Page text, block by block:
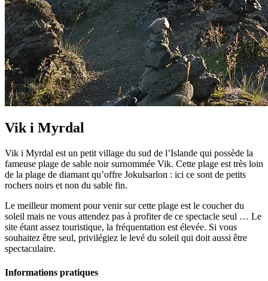
Vik i Myrdal
Vik i Myrdal est un petit village du sud de l’Islande qui possède la
fameuse plage de sable noir surnommée Vik. Cette plage est très loin
de la plage de diamant qu’offre Jokulsarlon : ici ce sont de petits
rochers noirs et non du sable fin.
Le meilleur moment pour venir sur cette plage est le coucher du
soleil mais ne vous attendez pas à profiter de ce spectacle seul … Le
site étant assez touristique, la fréquentation est élevée. Si vous
souhaitez être seul, privilégiez le levé du soleil qui doit aussi être
spectaculaire.
Informations pratiques